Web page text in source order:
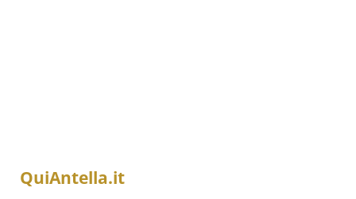
QuiAntella.it